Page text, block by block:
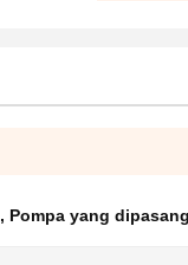
, Pompa yang